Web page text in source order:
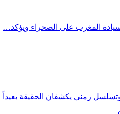
المغرب على الصحراء ويؤكد…
زمني يكشفان الحقيقة